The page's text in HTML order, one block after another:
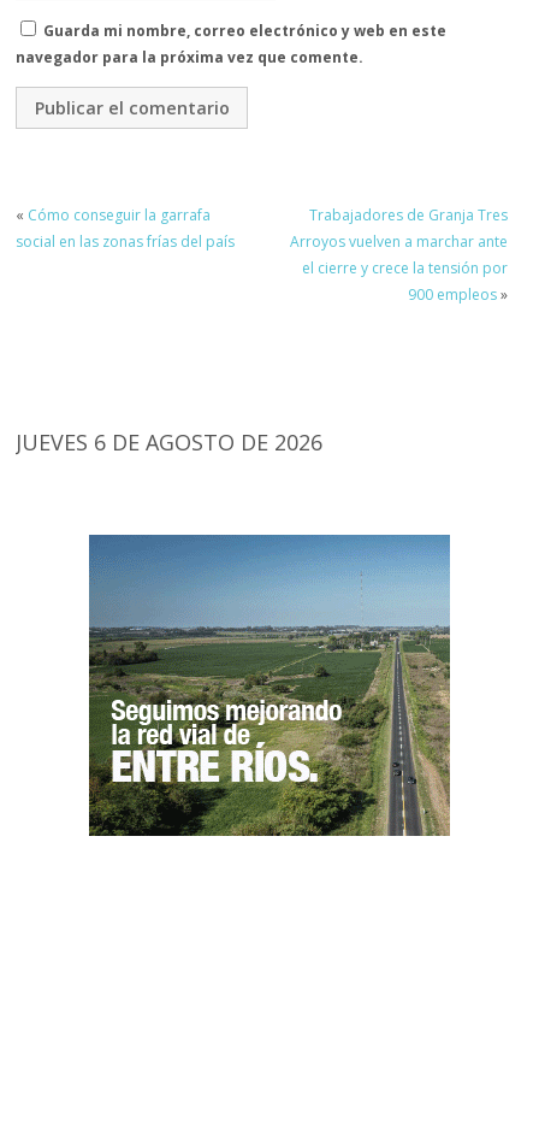
Guarda mi nombre, correo electrónico y web en este
navegador para la próxima vez que comente.
« Cómo conseguir la garrafa
social en las zonas frías del país
Trabajadores de Granja Tres
Arroyos vuelven a marchar ante
el cierre y crece la tensión por
900 empleos»
JUEVES 6 DE AGOSTO DE 2026